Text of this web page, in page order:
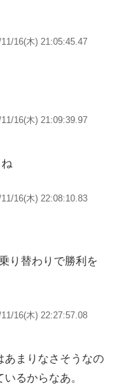
11/16(木) 21:05:45.47
11/16(木) 21:09:39.97
11/16(木) 22:08:10.83
り替わりで勝利を
11/16(木) 22:27:57.08
あまりなさそうなの
るからなあ。